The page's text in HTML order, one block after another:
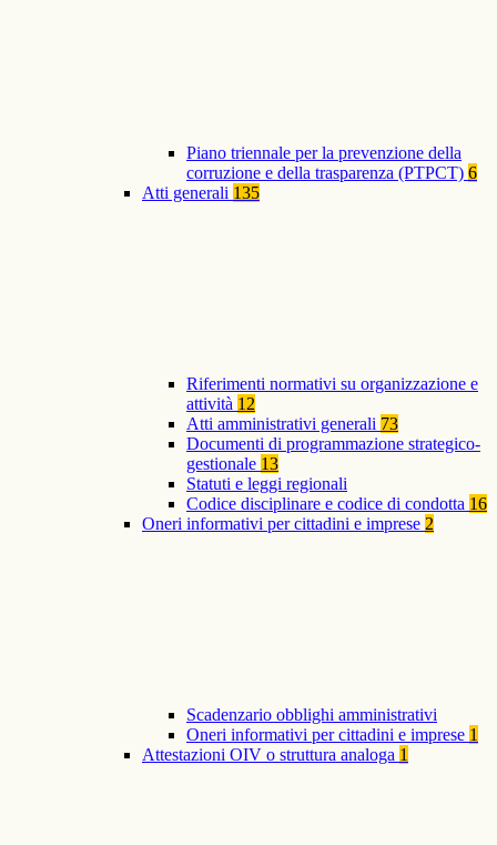
Piano triennale per la prevenzione della
corruzione e della trasparenza (PTPCT) 6
Atti generali 135
Riferimenti normativi su organizzazione e
attività 12
Atti amministrativi generali 73
Documenti di programmazione strategico-
gestionale 13
Statuti e leggi regionali
Codice disciplinare e codice di condotta 16
Oneri informativi per cittadini e imprese 2
Scadenzario obblighi amministrativi
Oneri informativi per cittadini e imprese 1
Attestazioni OIV o struttura analoga 1